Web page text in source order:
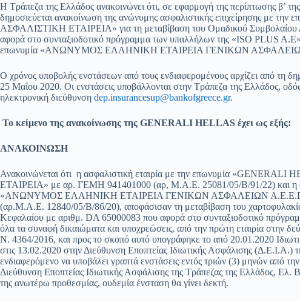
Η Τράπεζα της Ελλάδος ανακοινώνει ότι, σε εφαρμογή της περίπτωσης β’
δημοσιεύεται ανακοίνωση της ανώνυμης ασφαλιστικής επιχείρησης
ΑΣΦΑΛΙΣΤΙΚΗ ΕΤΑΙΡΕΙΑ» για τη μεταβίβαση του Ομαδικού Συμβολαίου
αφορά στο συνταξιοδοτικό πρόγραμμα των υπαλλήλων της «ISO PLUS
επωνυμία «ΑΝΩΝΥΜΟΣ ΕΛΛΗΝΙΚΗ ΕΤΑΙΡΕΙΑ ΓΕΝΙΚΩΝ
Ο χρόνος υποβολής ενστάσεων από τους ενδιαφερομένους αρχίζει από τη
25 Μαΐου 2020. Οι ενστάσεις υποβάλλονται στην Τράπεζα της Ελλάδος,
ηλεκτρονική διεύθυνση dep.insurancesup@bankofgreece.gr.
Το κείμενο της ανακοίνωσης της GENERALI HELLAS έχει ως εξής:
ΑΝΑΚΟΙΝΩΣΗ
Ανακοινώνεται ότι η ασφαλιστική εταιρία με την επωνυμία
ΕΤΑΙΡΕΙΑ» με αρ. ΓΕΜΗ 941401000 (αρ, Μ.Α.Ε. 25081/05/Β/91/22) και η
«ΑΝΩΝΥΜΟΣ ΕΛΛΗΝΙΚΗ ΕΤΑΙΡΕΙΑ ΓΕΝΙΚΩΝ ΑΣΦΑΛΕΙΩΝ
(αρ.Μ.Α.Ε. 12840/05/Β/86/20), αποφάσισαν τη μεταβίβαση του
Κεφαλαίου με αριθμ. DA 65000083 που αφορά στο συνταξιοδοτικό
όλα τα συναφή δικαιώματα και υποχρεώσεις, από την πρώτη εταιρία στην
Ν. 4364/2016, και προς το σκοπό αυτό υπογράφηκε το από 20.01.2020
στις 13.02.2020 στην Διεύθυνση Εποπτείας Ιδιωτικής Ασφάλισης
ενδιαφερόμενο να υποβάλει γραπτά ενστάσεις εντός τριών (3) μηνών από
Διεύθυνση Εποπτείας Ιδιωτικής Ασφάλισης της Τράπεζας της Ελλάδος,
της ανωτέρω προθεσμίας, ουδεμία ένσταση θα γίνει δεκτή.